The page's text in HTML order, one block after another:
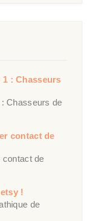
: Chasseurs
Chasseurs de
contact de
contact de
!
de